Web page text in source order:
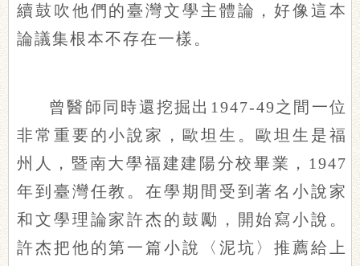
續鼓吹他們的臺灣文學主體論，好像這本
論議集根本不存在一樣。
曾醫師同時還挖掘出1947-49之間一位
非常重要的小說家，歐坦生。歐坦生是福
州人，暨南大學福建建陽分校畢業，1947
年到臺灣任教。在學期間受到著名小說家
和文學理論家許杰的鼓勵，開始寫小說。
許杰把他的第一篇小說〈泥坑〉推薦給上